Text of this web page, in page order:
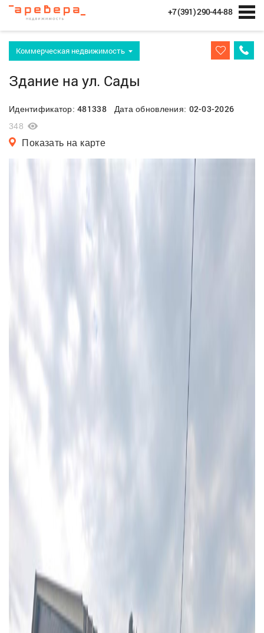
+7 (391) 290-44-88
Коммерческая недвижимость
Здание на ул. Сады
Идентификатор:481338Дата обновления: 02-03-2026
348
Показать на карте